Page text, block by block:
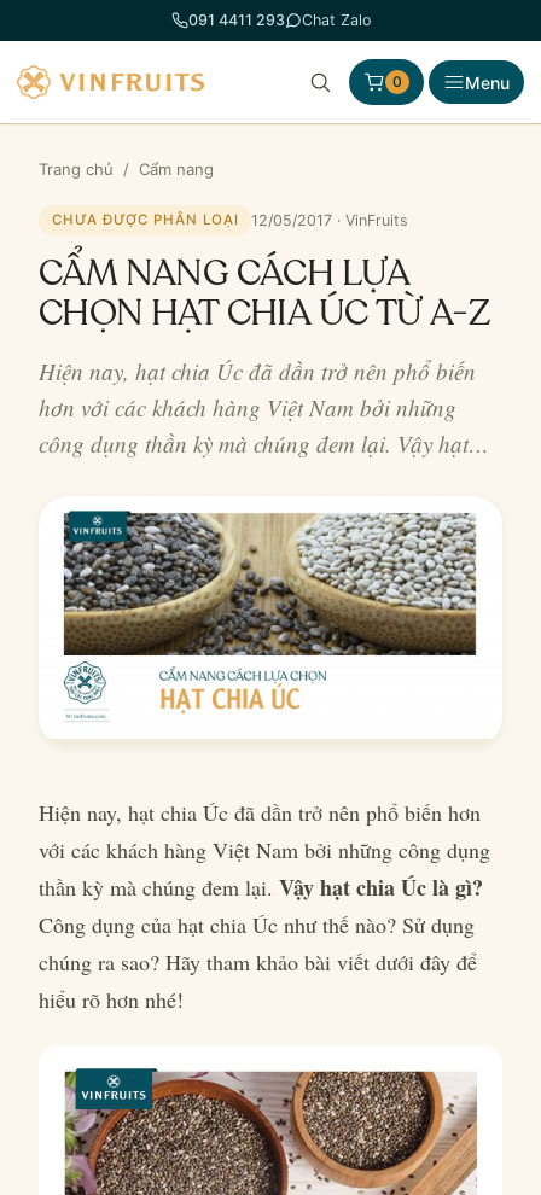
đến
phần
nội
dung
091 4411 293 Chat Zalo
0 Menu
Trang chủ / Cẩm nang
CHƯA ĐƯỢC PHÂN LOẠI 12/05/2017 · VinFruits
CẨM NANG CÁCH LỰA
CHỌN HẠT CHIA ÚC TỪ A-Z
Hiện nay, hạt chia Úc đã dần trở nên phổ biến
hơn với các khách hàng Việt Nam bởi những
công dụng thần kỳ mà chúng đem lại. Vậy hạt…
Hiện nay, hạt chia Úc đã dần trở nên phổ biến hơn
với các khách hàng Việt Nam bởi những công dụng
thần kỳ mà chúng đem lại. Vậy hạt chia Úc là gì?
Công dụng của hạt chia Úc như thế nào? Sử dụng
chúng ra sao? Hãy tham khảo bài viết dưới đây để
hiểu rõ hơn nhé!